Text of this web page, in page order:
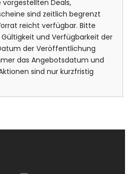
vorgestellten Deals,
sind zeitlich begrenzt
reicht verfügbar. Bitte
und Verfügbarkeit der
der Veröffentlichung
das Angebotsdatum und
sind nur kurzfristig